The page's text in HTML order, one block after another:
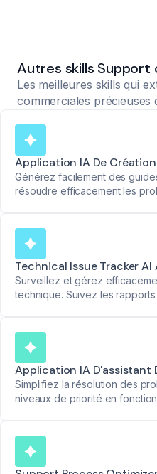
Autres skills Support
Les meilleures skills qui
commerciales précieuses
Application IA De
Générez facilement des
résoudre efficacement les
Technical Issue Tracker AI
Surveillez et gérez
technique. Suivez les
Application IA D'assistant
Support
Simplifiez la résolution des
niveaux de priorité en